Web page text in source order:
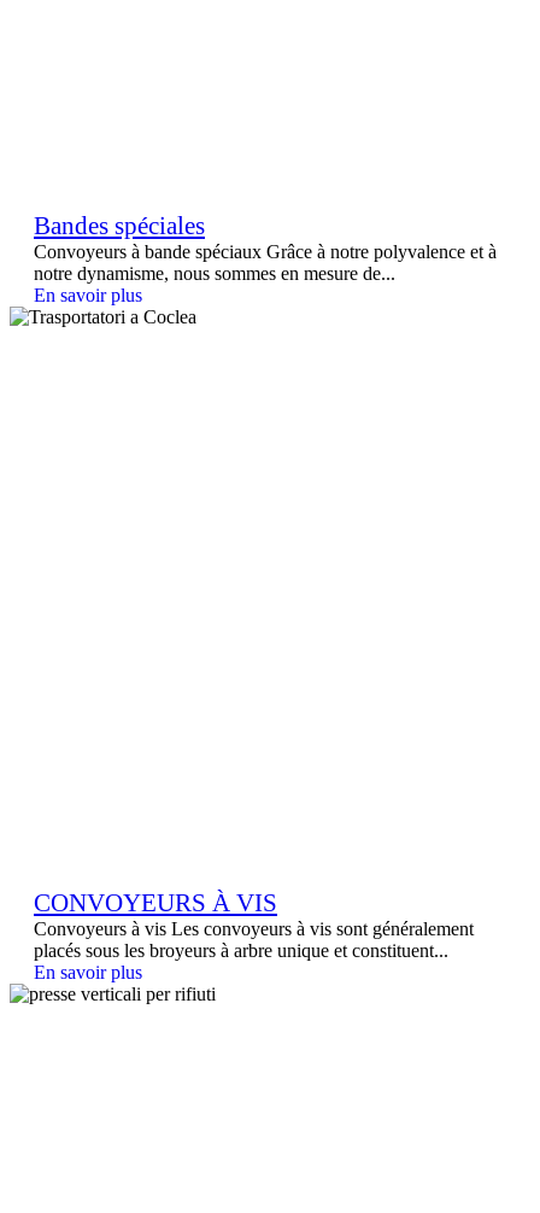
Bandes spéciales
Convoyeurs à bande spéciaux Grâce à notre polyvalence et à
notre dynamisme, nous sommes en mesure de...
En savoir plus
CONVOYEURS À VIS
Convoyeurs à vis Les convoyeurs à vis sont généralement
placés sous les broyeurs à arbre unique et constituent...
En savoir plus